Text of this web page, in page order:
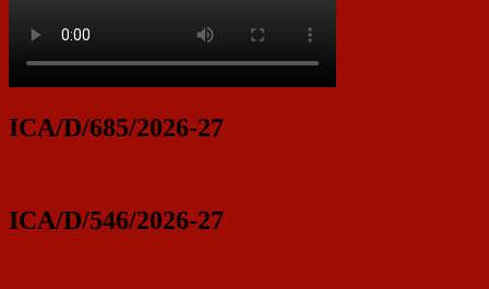
ICA/D/685/2026-27
ICA/D/546/2026-27